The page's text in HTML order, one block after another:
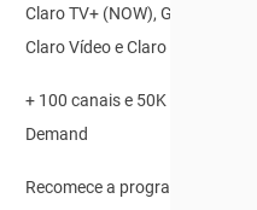
Claro TV+ (NOW), Globoplay,
Claro Vídeo e Claro Música
+ 100 canais e 50K de
Demand
Recomece a programação ao